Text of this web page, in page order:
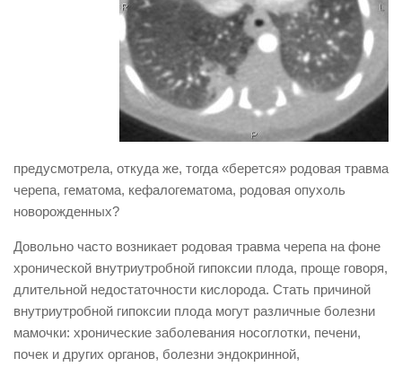
предусмотрела, откуда же, тогда «берется» родовая травма
черепа, гематома, кефалогематома, родовая опухоль
новорожденных?
Довольно часто возникает родовая травма черепа на фоне
хронической внутриутробной гипоксии плода, проще говоря,
длительной недостаточности кислорода. Стать причиной
внутриутробной гипоксии плода могут различные болезни
мамочки: хронические заболевания носоглотки, печени,
почек и других органов, болезни эндокринной,